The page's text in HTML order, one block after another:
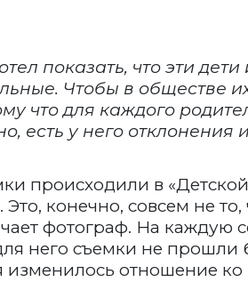
показать, что эти
Чтобы в обществе
что для каждого
есть у него отклонения
происходили в
Это, конечно, совсем не
фотограф. На каждую
него съемки не прошли
изменилось отношение